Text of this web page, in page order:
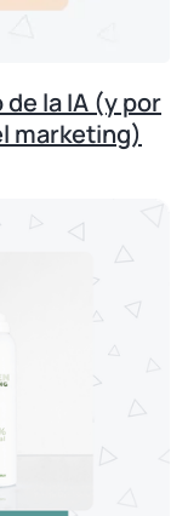
la IA (y por
marketing)